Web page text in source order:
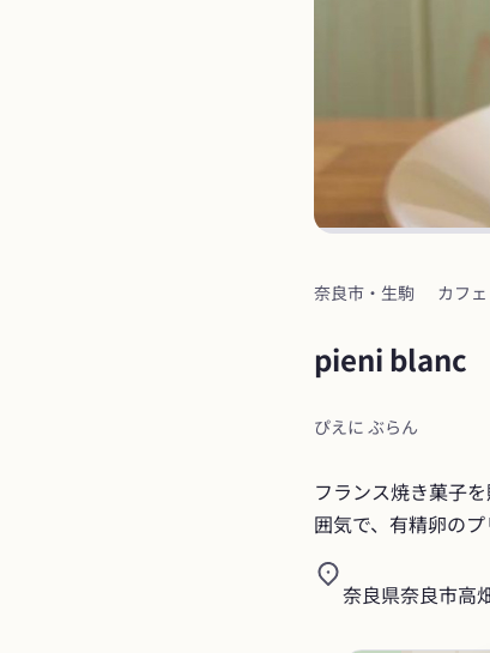
奈良市・生駒 カフ
pieni blanc
ぴえに ぶらん
フランス焼き菓子
囲気で、有精卵の
奈良県奈良市高